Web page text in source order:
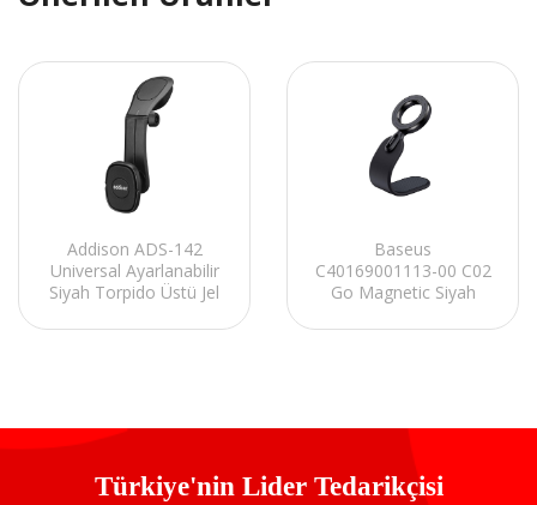
Addison ADS-142
Universal Ayarlanabilir
Siyah Torpido Üstü Jel
tutucu
Baseus
C40169001113-00 C02
Go Magnetic Siyah
Series Araç Tutucu
Türkiye'nin Lider Tedarikçisi